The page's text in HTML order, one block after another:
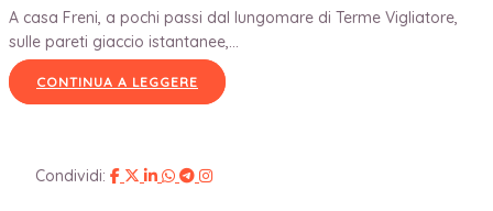
A casa Freni, a pochi passi dal lungomare di Terme Vigliatore,
sulle pareti giaccio istantanee,...
CONTINUA A LEGGERE
Condividi: